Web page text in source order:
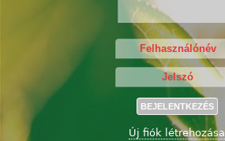
Új fiók létrehozása